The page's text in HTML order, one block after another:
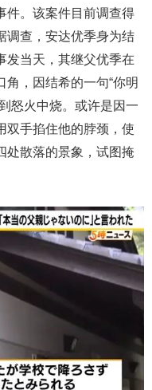
件。该案件目前调查得
调查，安达优季身为结
发当天，其继父优季在
，因结希的一句“你明
怒火中烧。或许是因一
双手掐住他的脖颈，使
处散落的景象，试图掩